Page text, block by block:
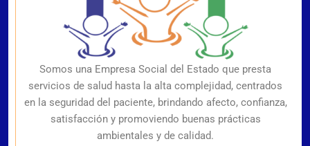
Somos una Empresa Social del Estado que presta
servicios de salud hasta la alta complejidad, centrados
en la seguridad del paciente, brindando afecto, confianza,
satisfacción y promoviendo buenas prácticas
ambientales y de calidad.